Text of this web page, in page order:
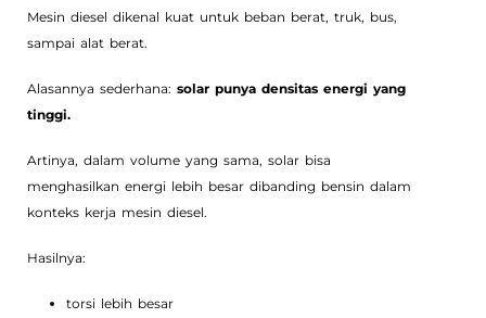
Mesin diesel dikenal kuat untuk beban berat, truk, bus,
sampai alat berat.
Alasannya sederhana: solar punya densitas energi yang
tinggi.
Artinya, dalam volume yang sama, solar bisa
menghasilkan energi lebih besar dibanding bensin dalam
konteks kerja mesin diesel.
Hasilnya:
torsi lebih besar